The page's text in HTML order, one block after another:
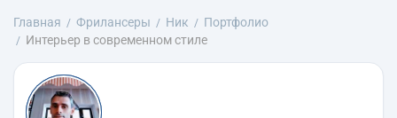
Главная Фрилансеры Ник
Портфолио
Интерьер в современном стиле